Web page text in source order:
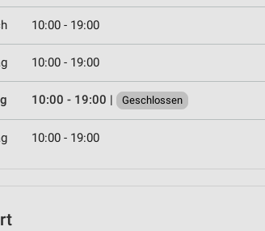
10:00 - 19:00
10:00 - 19:00
10:00 - 19:00 | Geschlossen
10:00 - 19:00